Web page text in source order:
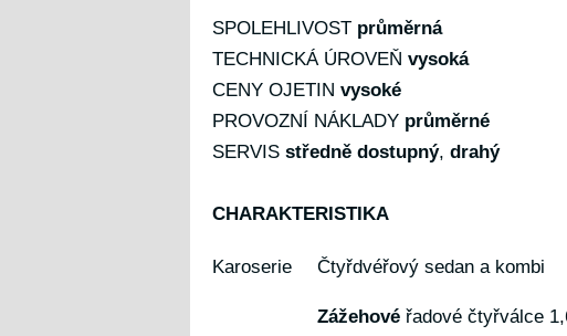
SPOLEHLIVOST průměrná
TECHNICKÁ ÚROVEŇ vysoká
CENY OJETIN vysoké
PROVOZNÍ NÁKLADY průměrné
SERVIS středně dostupný, drahý
CHARAKTERISTIKA
Karoserie Čtyřdvéřový sedan a kombi
Zážehové řadové čtyřválce